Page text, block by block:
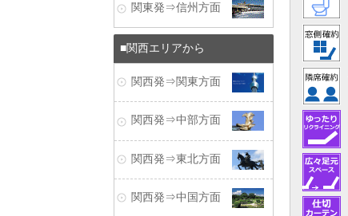
関東発⇒信州方面
関西エリアから
関西発⇒関東方面
関西発⇒中部方面
関西発⇒東北方面
関西発⇒中国方面